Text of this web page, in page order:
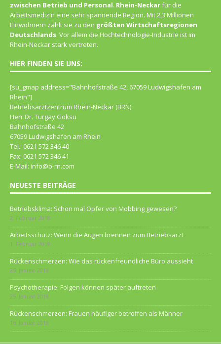
zwischen Betrieb und Personal. Rhein-Neckarfür die
Arbeitsmedizin eine sehr spannende Region. Mit 2,3 Millionen
Einwohnern zählt sie zu den größten Wirtschaftsregionen
Deutschlands. Vor allem die Hochtechnologie-Industrie ist im
Rhein-Neckar stark vertreten.
HIER FINDEN SIE UNS:
[su_gmap address="Bahn­hof­straße 42, 67059 Lud­wigs­ha­fen am
Rhein"]
Betriebsarztzentrum Rhein-Neckar (BRN)
Herr Dr. Turgay Göksu
Bahnhofstraße 42
67059 Ludwigshafen am Rhein
Tel.: 0621 572 346 40
Fax: 0621 572 346 41
E-Mail: info@b-rn.com
NEUESTE BEITRÄGE
Betriebsklima: Schon mal Opfer von Mobbing gewesen?
2. Februar 2018
Arbeitsschutz: Wenn die Augen brennen zum Betriebsarzt
1. Februar 2018
Rückenschmerzen: Wie das rückenfreundliche Büro aussieht
25. Januar 2018
Psychotherapie: Folgen können später auftreten
25. Januar 2018
Rückenschmerzen: Frauen häufiger betroffen als Männer
16. Januar 2018